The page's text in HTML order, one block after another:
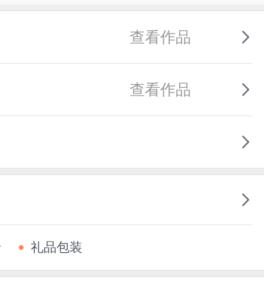
查看作品
查看作品
礼品包装